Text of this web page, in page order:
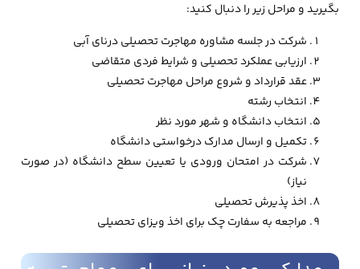
بگیرید و مراحل زیر را دنبال کنید:
شرکت در جلسه مشاوره مهاجرت تحصیلی درنای آبی
ارزیابی عملکرد تحصیلی و شرایط فردی متقاضی
عقد قرارداد و شروع مراحل مهاجرت تحصیلی
انتخاب رشته
انتخاب دانشگاه و شهر مورد نظر
تکمیل و ارسال مدارک درخواستی دانشگاه
شرکت در امتحان ورودی یا تعیین سطح دانشگاه (در صورت
نیاز)
اخذ پذیرش تحصیلی
مراجعه به سفارت چک برای اخذ ویزای تحصیلی